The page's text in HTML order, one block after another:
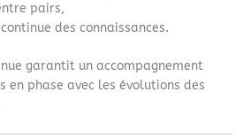
pairs,
des connaissances.
garantit un accompagnement
en phase avec les évolutions des